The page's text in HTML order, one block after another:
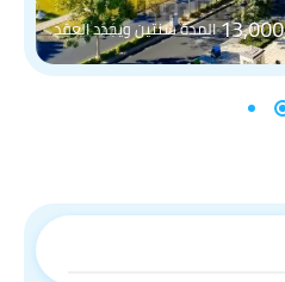
المدة سنتين ويجدد العقد